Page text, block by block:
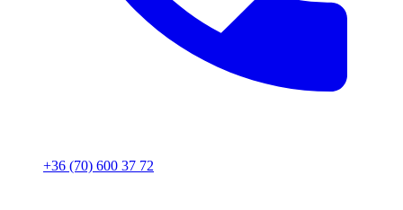
+36 (70) 600 37 72